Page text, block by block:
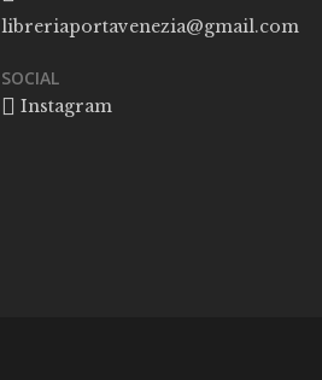
libreriaportavenezia@gmail.com
SOCIAL
Instagram